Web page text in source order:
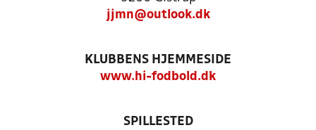
jjmn@outlook.dk
KLUBBENS HJEMMESIDE
www.hi-fodbold.dk
SPILLESTED